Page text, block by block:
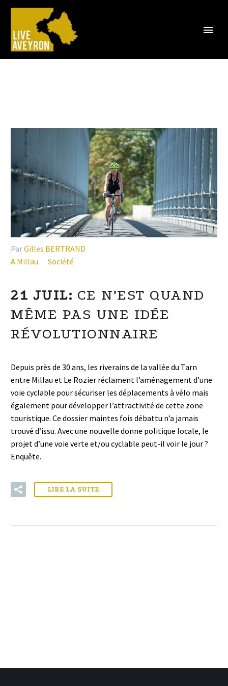
ParGilles BERTRAND
A Millau
Société
21 JUIL: CE N’EST QUAND
MÊME PAS UNE IDÉE
RÉVOLUTIONNAIRE
Depuis près de 30 ans, les riverains de la vallée du Tarn
entre Millau et Le Rozier réclament l’aménagement d’une
voie cyclable pour sécuriser les déplacements à vélo mais
également pour développer l’attractivité de cette zone
touristique. Ce dossier maintes fois débattu n’a jamais
trouvé d’issu. Avec une nouvelle donne politique locale, le
projet d’une voie verte et/ou cyclable peut-il voir le jour ?
Enquête.
LIRE LA SUITE